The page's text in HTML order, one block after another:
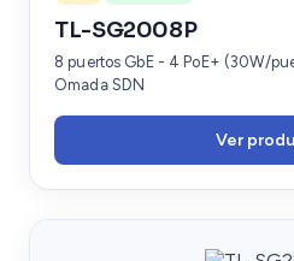
TL-SG2008P
8 puertos GbE - 4 PoE+ (30W/
Omada SDN
Ver